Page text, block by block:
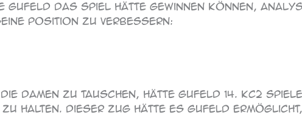
Gufeld das Spiel hätte gewinnen können,
Position zu verbessern:
Damen zu tauschen, hätte Gufeld 14. Kc2
zu halten. Dieser Zug hätte es Gufeld